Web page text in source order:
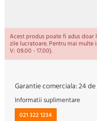
Acest produs poate fi adus doar
zile lucratoare. Pentru mai multe
V: 09.00 - 17.00).
Garantie comerciala:24
Informatii suplimentare
021 322 1234